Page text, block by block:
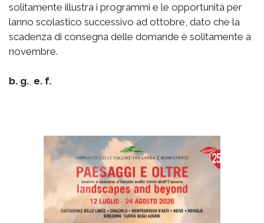
solitamente illustra i programmi e le opportunità per
lanno scolastico successivo ad ottobre, dato che la
scadenza di consegna delle domande è solitamente a
novembre.
b. g. e. f.